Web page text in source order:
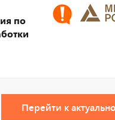
по
Перейти к